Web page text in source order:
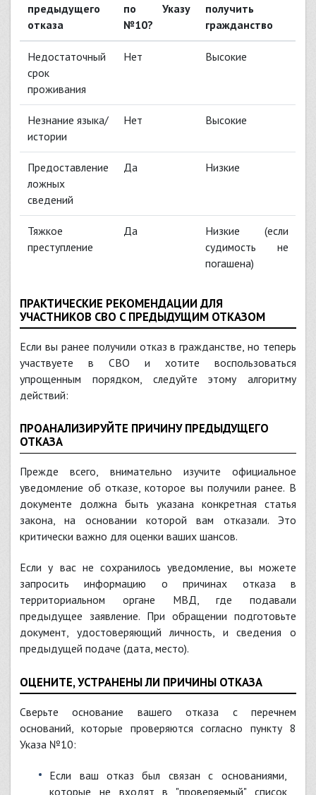
предыдущего
отказа
по Указу
№10?
получить
гражданство
Недостаточный
срок
проживания
Нет Высокие
Незнание языка/
истории
Нет Высокие
Предоставление
ложных
сведений
Да Низкие
Тяжкое
преступление
Да
Низкие (если
судимость не
погашена)
ПРАКТИЧЕСКИЕ РЕКОМЕНДАЦИИ ДЛЯ
УЧАСТНИКОВ СВО С ПРЕДЫДУЩИМ ОТКАЗОМ
Если вы ранее получили отказ в гражданстве, но теперь
участвуете в СВО и хотите воспользоваться
упрощенным порядком, следуйте этому алгоритму
действий:
ПРОАНАЛИЗИРУЙТЕ ПРИЧИНУ ПРЕДЫДУЩЕГО
ОТКАЗА
Прежде всего, внимательно изучите официальное
уведомление об отказе, которое вы получили ранее. В
документе должна быть указана конкретная статья
закона, на основании которой вам отказали. Это
критически важно для оценки ваших шансов.
Если у вас не сохранилось уведомление, вы можете
запросить информацию о причинах отказа в
территориальном органе МВД, где подавали
предыдущее заявление. При обращении подготовьте
документ, удостоверяющий личность, и сведения о
предыдущей подаче (дата, место).
ОЦЕНИТЕ, УСТРАНЕНЫ ЛИ ПРИЧИНЫ ОТКАЗА
Сверьте основание вашего отказа с перечнем
оснований, которые проверяются согласно пункту 8
Указа №10:
Если ваш отказ был связан с основаниями,
которые не входят в "проверяемый" список